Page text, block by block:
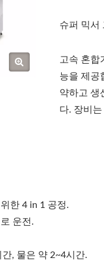
슈퍼 믹서
고속 혼합
능을 제공
약하고 생
다. 장비
한 4 in 1 공정.
운전.
, 물은 약 2~4시간.